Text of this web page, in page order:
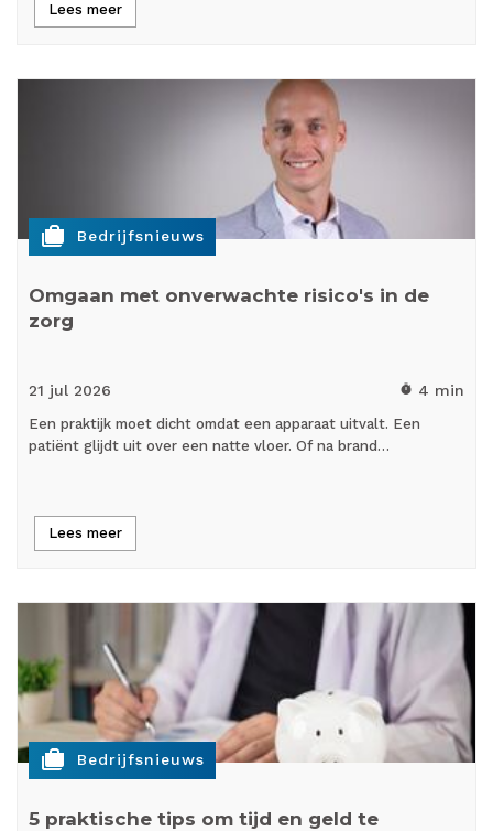
Lees meer
cases Bedrijfsnieuws
Omgaan met onverwachte risico's in de
zorg
21 jul 2026 timer 4 min
Een praktijk moet dicht omdat een apparaat uitvalt. Een
patiënt glijdt uit over een natte vloer. Of na brand…
Lees meer
cases Bedrijfsnieuws
5 praktische tips om tijd en geld te